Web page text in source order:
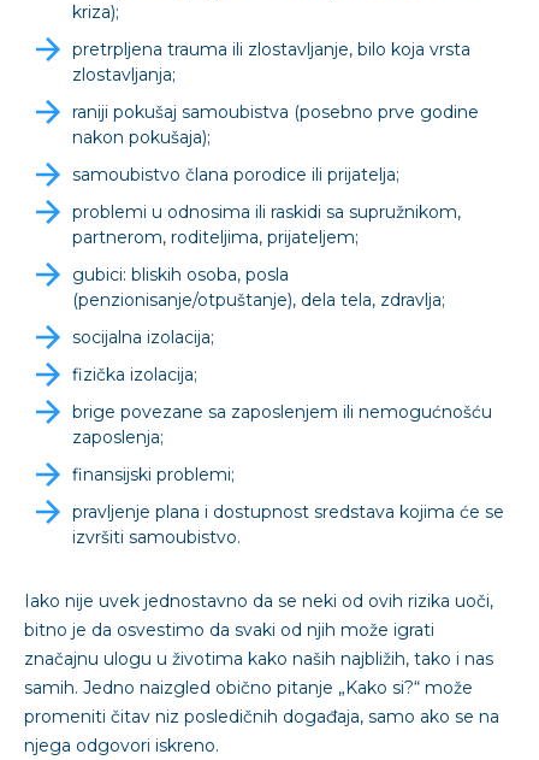
kriza);
pretrpljena trauma ili zlostavljanje, bilo koja vrsta
zlostavljanja;
raniji pokušaj samoubistva (posebno prve godine
nakon pokušaja);
samoubistvo člana porodice ili prijatelja;
problemi u odnosima ili raskidi sa supružnikom,
partnerom, roditeljima, prijateljem;
gubici: bliskih osoba, posla
(penzionisanje/otpuštanje), dela tela, zdravlja;
socijalna izolacija;
fizička izolacija;
brige povezane sa zaposlenjem ili nemogućnošću
zaposlenja;
finansijski problemi;
pravljenje plana i dostupnost sredstava kojima će se
izvršiti samoubistvo.
Iako nije uvek jednostavno da se neki od ovih rizika uoči,
bitno je da osvestimo da svaki od njih može igrati
značajnu ulogu u životima kako naših najbližih, tako i nas
samih. Jedno naizgled obično pitanje „Kako si?“ može
promeniti čitav niz posledičnih događaja, samo ako se na
njega odgovori iskreno.